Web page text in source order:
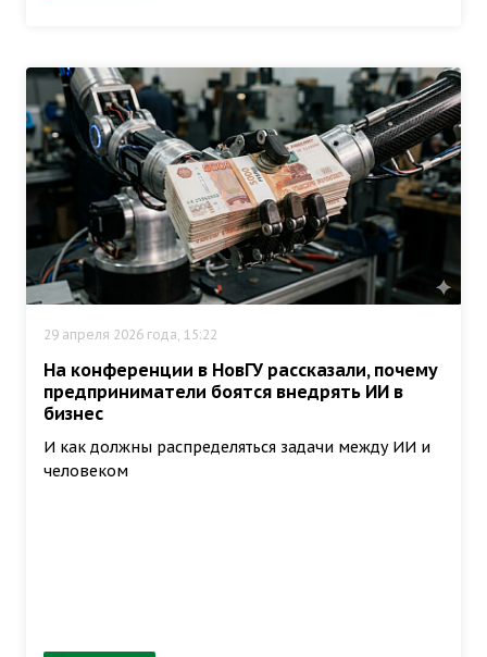
29 апреля 2026 года, 15:22
На конференции в НовГУ рассказали, почему
предприниматели боятся внедрять ИИ в
бизнес
И как должны распределяться задачи между ИИ и
человеком